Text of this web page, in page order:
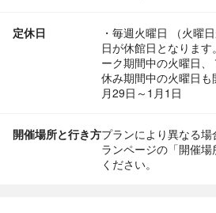
定休日
・毎週火曜日 （火曜
日が休館日となりま
ーク期間中の火曜日
休み期間中の火曜日
月29日～1月1日
開催場所と行き方プランにより異なる
ランページの「開催
ください。